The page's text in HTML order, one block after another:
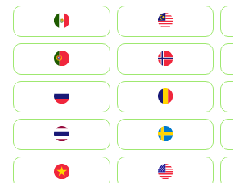
South Korea
Nederland
Portugal
România
Slovensko
United States
Vietnam